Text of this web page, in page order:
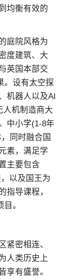
均衡有效的
庭院风格为
度建筑、大
英国本部交
。设有太空探
机器人以及AI
人机制造商大
中小学(1-8年
同时融合国
素，满足学
主要包含
以及国王为
指导课程，
。
紧密相连、
人类历史上
享有盛誉。